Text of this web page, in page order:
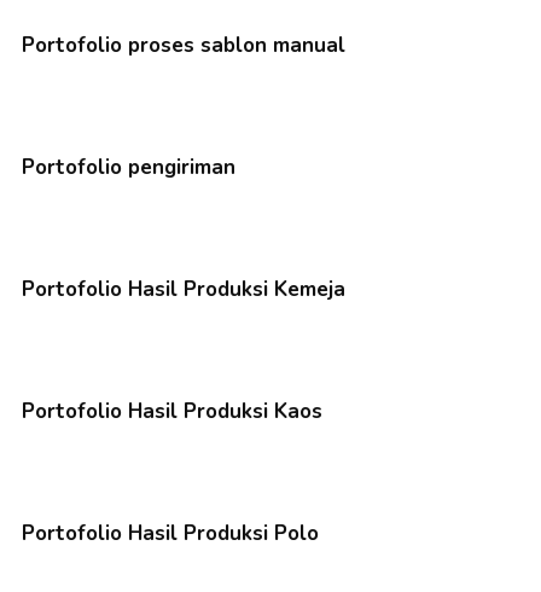
Portofolio proses sablon manual
Portofolio pengiriman
Portofolio Hasil Produksi Kemeja
Portofolio Hasil Produksi Kaos
Portofolio Hasil Produksi Polo